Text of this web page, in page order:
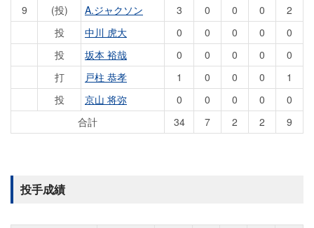
9
(投) A.ジャクソン 3 0 0 0
2
投
中川 虎大 0 0 0 0
0
投
坂本 裕哉 0 0 0 0
0
打
戸柱 恭孝 1 0 0 0
1
投
京山 将弥 0 0 0 0
0
合計
34 7 2 2 9
投手成績